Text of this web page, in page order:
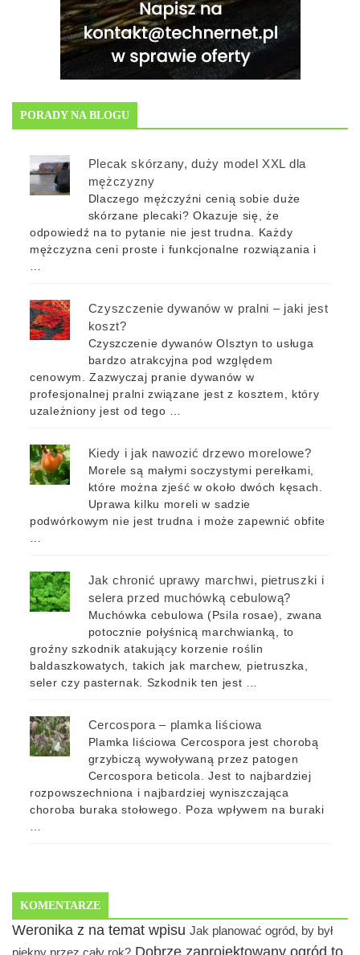
PORADY NA BLOGU
Plecak skórzany, duży model XXL dla
mężczyzny
Dlaczego mężczyźni cenią sobie duże
skórzane plecaki? Okazuje się, że
odpowiedź na to pytanie nie jest trudna. Każdy
mężczyzna ceni proste i funkcjonalne rozwiązania i
Czyszczenie dywanów w pralni – jaki jest
koszt?
Czyszczenie dywanów Olsztyn to usługa
bardzo atrakcyjna pod względem
cenowym. Zazwyczaj pranie dywanów w
profesjonalnej pralni związane jest z kosztem, który
uzależniony jest od tego …
Kiedy i jak nawozić drzewo morelowe?
Morele są małymi soczystymi perełkami,
które można zjeść w około dwóch kęsach.
Uprawa kilku moreli w sadzie
podwórkowym nie jest trudna i może zapewnić obfite
Jak chronić uprawy marchwi, pietruszki i
selera przed muchówką cebulową?
Muchówka cebulowa (Psila rosae), zwana
potocznie połyśnicą marchwianką, to
groźny szkodnik atakujący korzenie roślin
baldaszkowatych, takich jak marchew, pietruszka,
seler czy pasternak. Szkodnik ten jest …
Cercospora – plamka liściowa
Plamka liściowa Cercospora jest chorobą
grzybiczą wywoływaną przez patogen
Cercospora beticola. Jest to najbardziej
rozpowszechniona i najbardziej wyniszczająca
choroba buraka stołowego. Poza wpływem na buraki
KOMENTARZE
Weronika z na temat wpisu Jak planować ogród, by był